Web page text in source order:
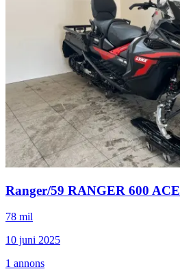
Ranger/59 RANGER 600 ACE
78 mil
10 juni 2025
1 annons